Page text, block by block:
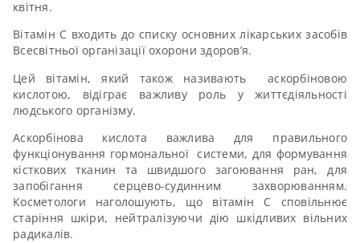
квітня.
Вітамін С входить до списку основних лікарських засобів
Всесвітньої організації охорони здоров’я.
Цей вітамін, який також називають аскорбіновою
кислотою, відіграє важливу роль у життєдіяльності
людського організму.
Аскорбінова кислота важлива для правильного
функціонування гормональної системи, для формування
кісткових тканин та швидшого загоювання ран, для
запобігання серцево-судинним захворюванням.
Косметологи наголошують, що вітамін С сповільнює
старіння шкіри, нейтралізуючи дію шкідливих вільних
радикалів.